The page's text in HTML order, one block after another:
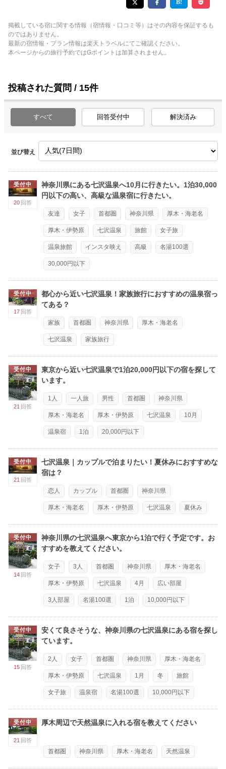
掲載している宿に関する情報（宿情報・口コミ等）はその内容を保証するも
のではありません。
最新の宿情報・プラン情報は楽天トラベルにてご確認ください。
本ページからの旅行予約ではGポイントは加算されません。
投稿された質問 / 15件
すべて 回答受付中 解決済み
並び替え
受付中
20 回答
神奈川県にある七沢温泉へ10月に行きたい。1泊30,000
円以下の高い、高級な温泉宿に行きたい。
友達 女子 首都圏 神奈川県 厚木・海老名
厚木・伊勢原 七沢温泉 旅館 女子旅
温泉旅館 インスタ映え 高級 名湯100選
30,000円以下
受付中
17 回答
都心から近い七沢温泉！家族旅行におすすめの温泉宿っ
てある？
家族 首都圏 神奈川県 厚木・海老名
七沢温泉 家族旅行
受付中
21 回答
東京から近い七沢温泉で1泊20,000円以下の宿を探して
います。
1人 一人旅 男性 首都圏 神奈川県
厚木・海老名 厚木・伊勢原 七沢温泉 10月
温泉宿 1泊 20,000円以下
受付中
21 回答
七沢温泉｜カップルで泊まりたい！夏休みにおすすめな
宿は？
恋人 カップル 首都圏 神奈川県
厚木・海老名 厚木・伊勢原 七沢温泉 夏休み
受付中
14 回答
神奈川県の七沢温泉へ東京から1泊で行く予定です。お
すすめを教えてください。
女子 3人 首都圏 神奈川県 厚木・海老名
厚木・伊勢原 七沢温泉 4月 広い部屋
3人部屋 名湯100選 1泊 10,000円以下
受付中
15 回答
安くて良さそうな、神奈川県の七沢温泉にある宿を探し
ています。
2人 女子 首都圏 神奈川県 厚木・海老名
厚木・伊勢原 七沢温泉 1月 冬 旅館
女子旅 温泉宿 名湯100選 10,000円以下
受付中
21 回答
厚木周辺で天然温泉に入れる宿を教えてください
首都圏 神奈川県 厚木・海老名 天然温泉